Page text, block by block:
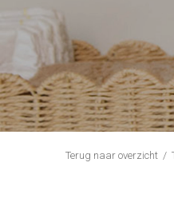
Terug naar overzicht